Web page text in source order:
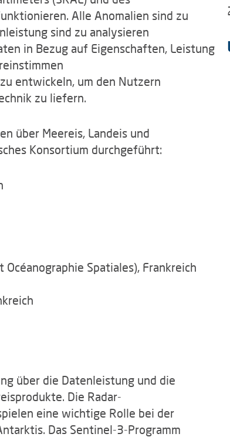
Alle Anomalien sind zu
sind zu analysieren
in Bezug auf Eigenschaften, Leistung
entwickeln, um den Nutzern
zu liefern.
über Meereis, Landeis und
Konsortium durchgeführt:
Océanographie Spatiales), Frankreich
über die Datenleistung und die
Die Radar-
eine wichtige Rolle bei der
Das Sentinel-3-Programm